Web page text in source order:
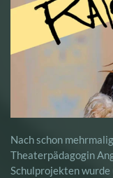
Nach schon
Theaterpädagogin
Schulprojekten